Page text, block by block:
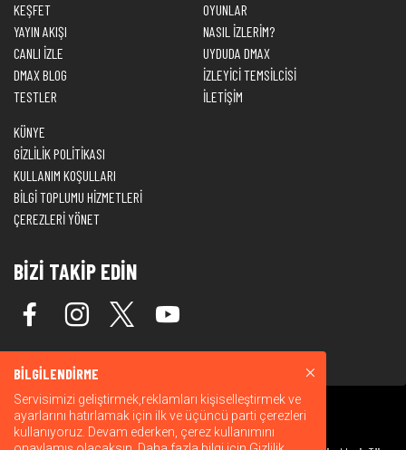
KEŞFET
YAYIN AKIŞI
CANLI İZLE
DMAX BLOG
TESTLER
OYUNLAR
NASIL İZLERİM?
UYDUDA DMAX
İZLEYİCİ TEMSİLCİSİ
İLETİŞİM
KÜNYE
GİZLİLİK POLİTİKASI
KULLANIM KOŞULLARI
BİLGİ TOPLUMU HİZMETLERİ
ÇEREZLERİ YÖNET
BİZİ TAKİP EDİN
BİLGİLENDİRME
Servisimizi geliştirmek,reklamları kişiselleştirmek ve
ayarlarını hatırlamak için ilk ve üçüncü parti çerezleri
kullanıyoruz. Devam ederken, çerez kullanımını